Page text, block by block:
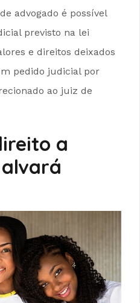
advogado é possível
previsto na lei
e direitos deixados
pedido judicial por
ao juiz de
a